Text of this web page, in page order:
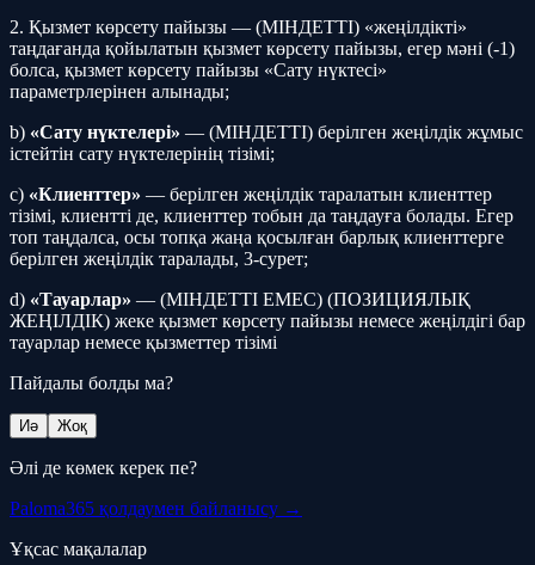
2. Қызмет көрсету пайызы — (МІНДЕТТІ) «жеңілдікті»
таңдағанда қойылатын қызмет көрсету пайызы, егер мәні (-1)
болса, қызмет көрсету пайызы «Сату нүктесі»
параметрлерінен алынады;
b) «Сату нүктелері» — (МІНДЕТТІ) берілген жеңілдік жұмыс
істейтін сату нүктелерінің тізімі;
c) «Клиенттер» — берілген жеңілдік таралатын клиенттер
тізімі, клиентті де, клиенттер тобын да таңдауға болады. Егер
топ таңдалса, осы топқа жаңа қосылған барлық клиенттерге
берілген жеңілдік таралады, 3-сурет;
d) «Тауарлар» — (МІНДЕТТІ ЕМЕС) (ПОЗИЦИЯЛЫҚ
ЖЕҢІЛДІК) жеке қызмет көрсету пайызы немесе жеңілдігі бар
тауарлар немесе қызметтер тізімі
Пайдалы болды ма?
Иә Жоқ
Әлі де көмек керек пе?
Paloma365 қолдаумен байланысу →
Ұқсас мақалалар